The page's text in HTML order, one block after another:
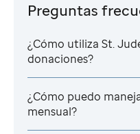
Preguntas
¿Cómo utiliza St.
donaciones?
¿Cómo puedo
mensual?